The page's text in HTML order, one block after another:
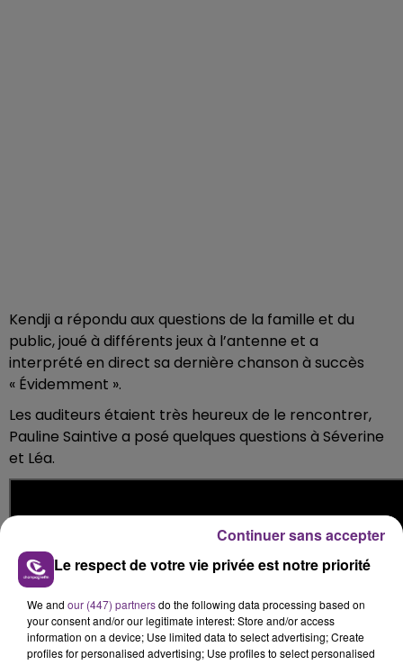
Kendji a répondu aux questions de la famille et du
public, joué à différents jeux à l’antenne et a
interprété en direct sa dernière chanson à succès
« Évidemment ».
Les auditeurs étaient très heureux de le rencontrer,
Pauline Saintive a posé quelques questions à Séverine
et Léa.
Le respect de votre vie privée est notre priorité
We and our (447) partnersdo the following data processing based on
your consent and/or our legitimate interest: Store and/or access
information on a device; Use limited data to select advertising; Create
profiles for personalised advertising; Use profiles to select personalised
Continuer sans accepter